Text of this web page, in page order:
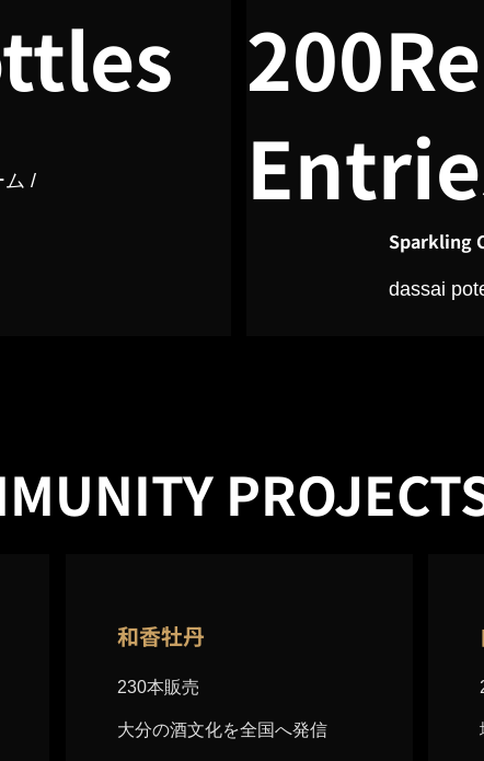
ム /
Sparkling
dassai
和香牡丹
230本販売
大分の酒文化を全国へ発信